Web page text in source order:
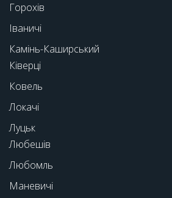
Горохів
Іваничі
Камінь-Каширський
Ківерці
Ковель
Локачі
Луцьк
Любешів
Любомль
Маневичі